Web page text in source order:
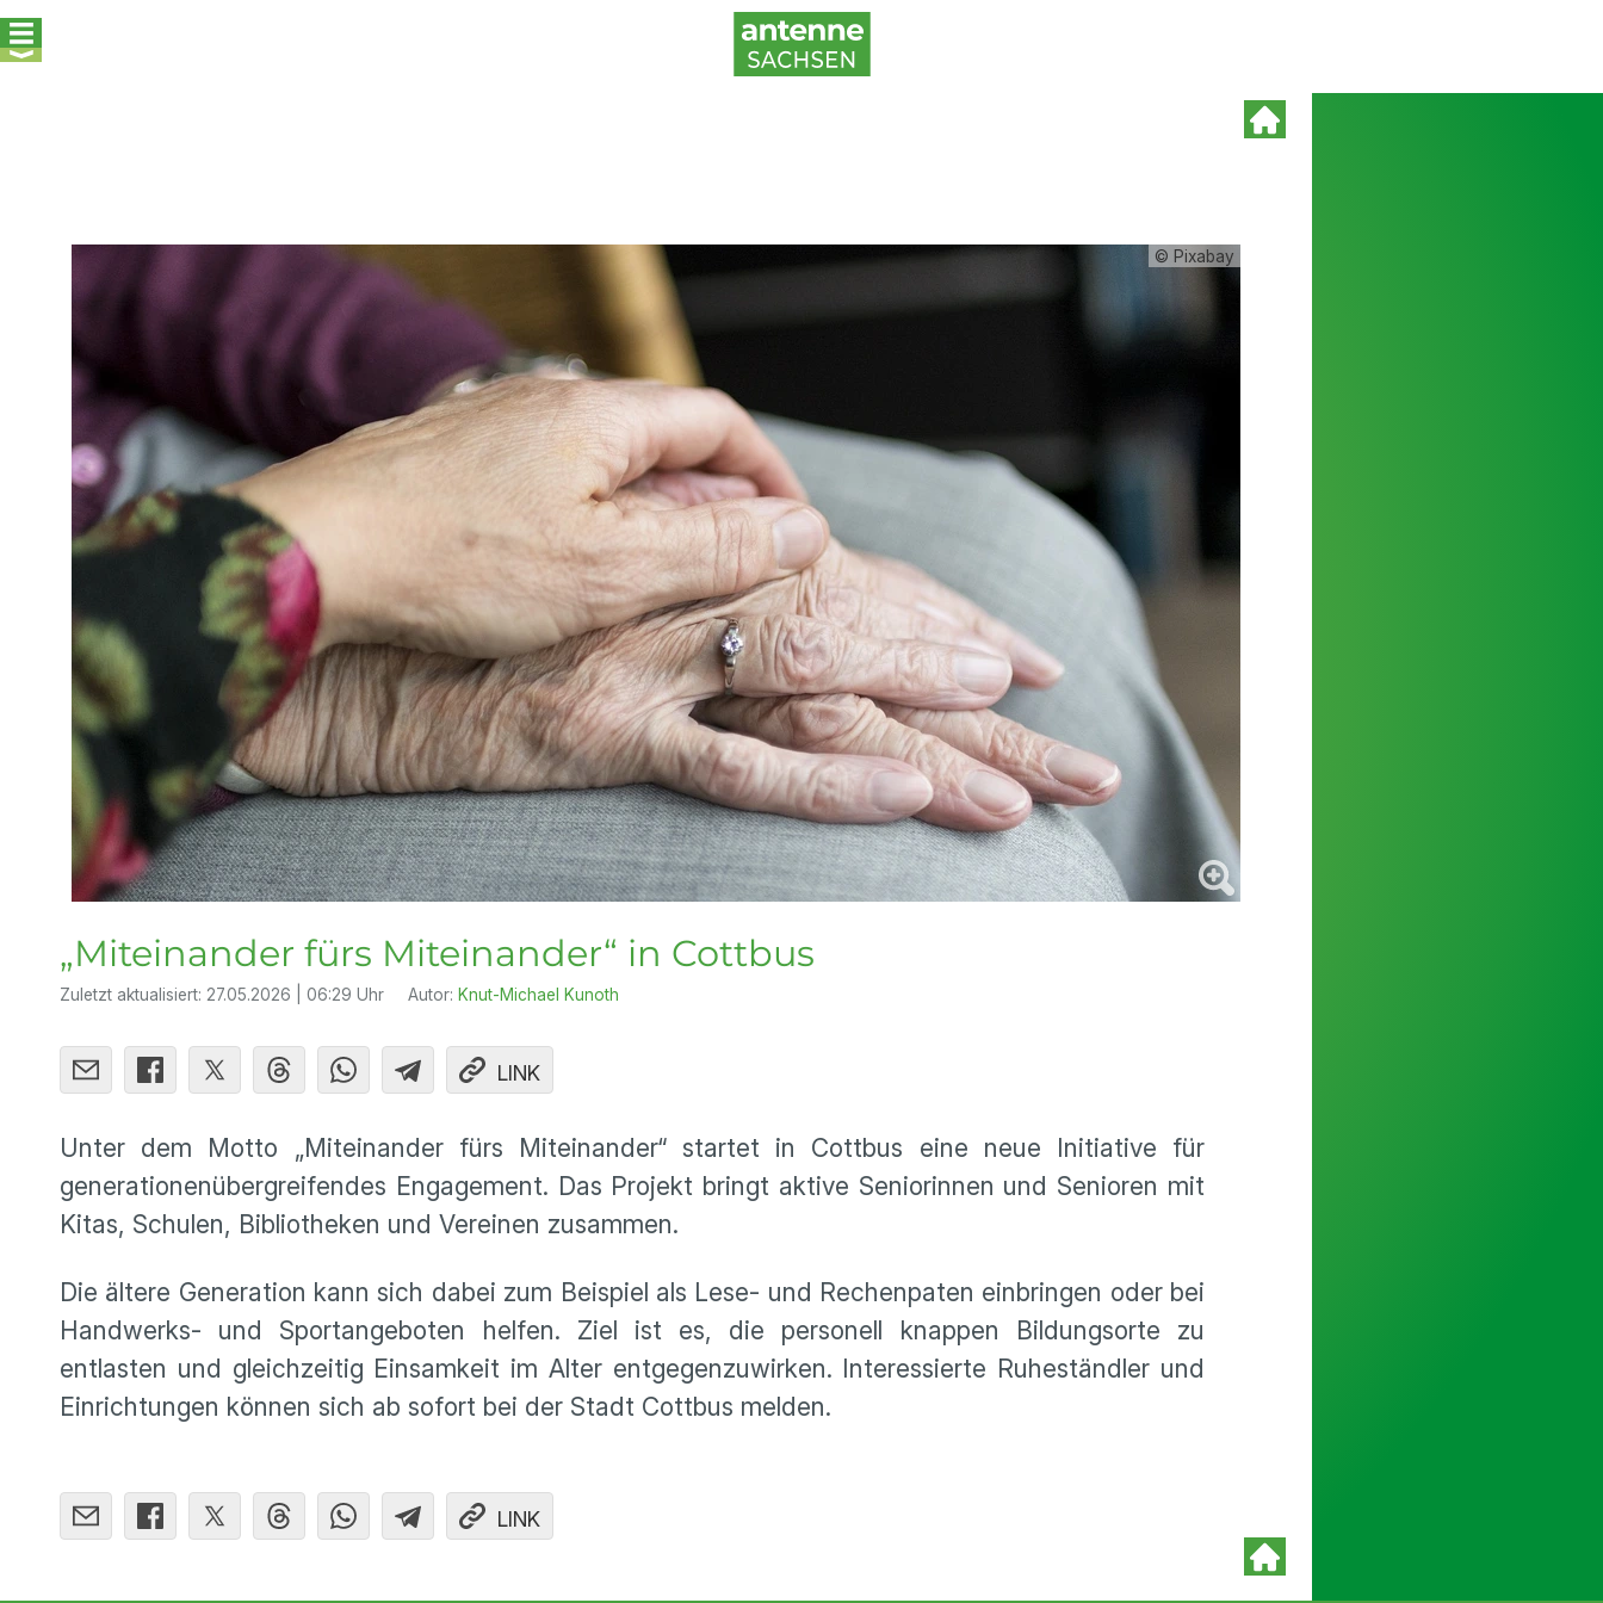
© Pixabay
„Miteinander fürs Miteinander“ in Cottbus
Zuletzt aktualisiert: 27.05.2026 | 06:29 Uhr Autor: Knut-Michael Kunoth
LINK
Unter dem Motto „Miteinander fürs Miteinander“ startet in Cottbus eine neue Initiative für
generationenübergreifendes Engagement. Das Projekt bringt aktive Seniorinnen und Senioren mit
Kitas, Schulen, Bibliotheken und Vereinen zusammen.
Die ältere Generation kann sich dabei zum Beispiel als Lese- und Rechenpaten einbringen oder bei
Handwerks- und Sportangeboten helfen. Ziel ist es, die personell knappen Bildungsorte zu
entlasten und gleichzeitig Einsamkeit im Alter entgegenzuwirken. Interessierte Ruheständler und
Einrichtungen können sich ab sofort bei der Stadt Cottbus melden.
LINK